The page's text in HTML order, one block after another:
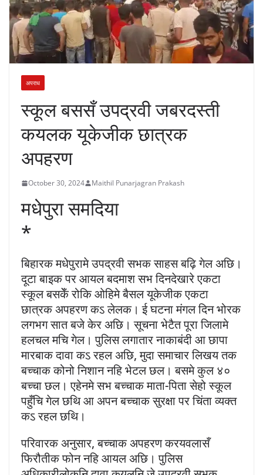
अपराध
स्कूल बससँ उपद्रवी जबरदस्ती
कयलक यूकेजीक छात्रक
अपहरण
October 30, 2024 Maithil Punarjagran Prakash
मधेपुरा समदिया
*
बिहारक मधेपुरामे उपद्रवी सभक साहस बढ़ि गेल अछि।
दूटा बाइक पर आयल बदमाश सभ दिनदेखारे एकटा
स्कूल बसकेँ रोकि ओहिमे बैसल यूकेजीक एकटा
छात्रक अपहरण कऽ लेलक। ई घटना मंगल दिन भोरक
लगभग सात बजे केर अछि। सूचना भेटैत पूरा जिलामे
हलचल मचि गेल। पुलिस लगातार नाकाबंदी आ छापा
मारबाक दावा कऽ रहल अछि, मुदा समाचार लिखय तक
बच्चाक कोनो निशान नहि भेटल छल। बसमे कुल ४०
बच्चा छल। एहेनमे सभ बच्चाक माता-पिता सेहो स्कूल
पहुँचि गेल छथि आ अपन बच्चाक सुरक्षा पर चिंता व्यक्त
कऽ रहल छथि।
परिवारक अनुसार, बच्चाक अपहरण करयवलासँ
फिरौतीक फोन नहि आयल अछि। पुलिस